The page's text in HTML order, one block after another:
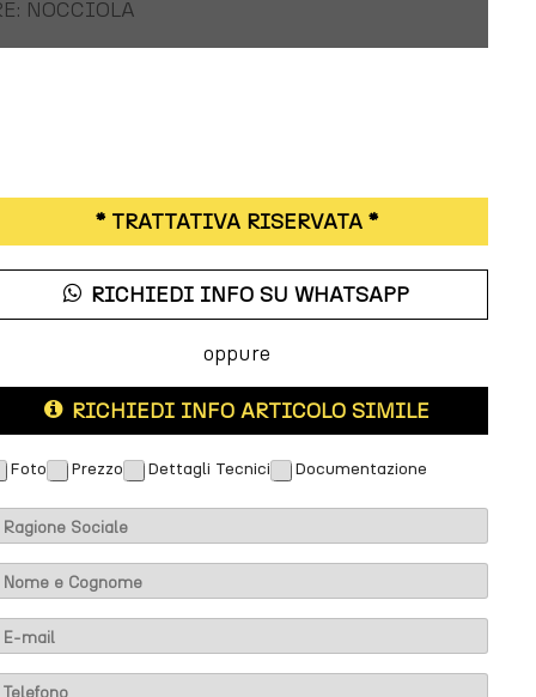
NOCCIOLA
* TRATTATIVA RISERVATA *
RICHIEDI INFO SU WHATSAPP
oppure
RICHIEDI INFO ARTICOLO SIMILE
Foto Prezzo Dettagli Tecnici Documentazione